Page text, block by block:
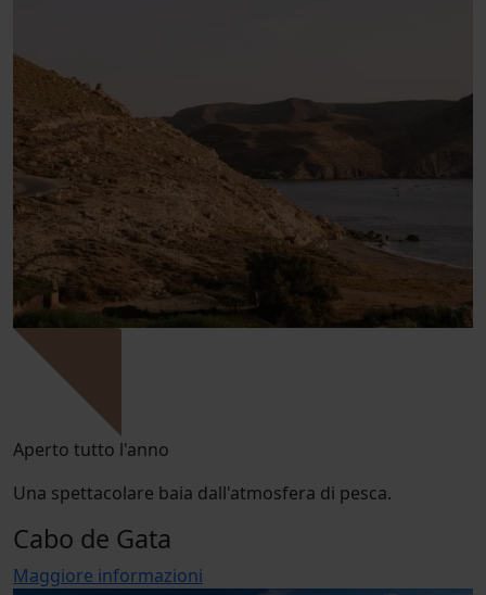
Aperto tutto l'anno
Una spettacolare baia dall'atmosfera di pesca.
Cabo de Gata
Maggiore informazioni